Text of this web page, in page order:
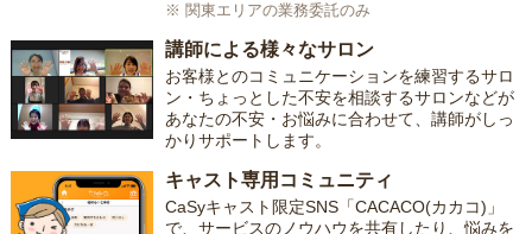
※ 関東エリアの業務委託のみ
講師による様々なサロン
お客様とのコミュニケーションを練習するサロ
ン・ちょっとした不安を相談するサロンなどが
あなたの不安・お悩みに合わせて、講師がしっ
かりサポートします。
キャスト専用コミュニティ
CaSyキャスト限定SNS「CACACO(カカコ)」
で、サービスのノウハウを共有したり、悩みを